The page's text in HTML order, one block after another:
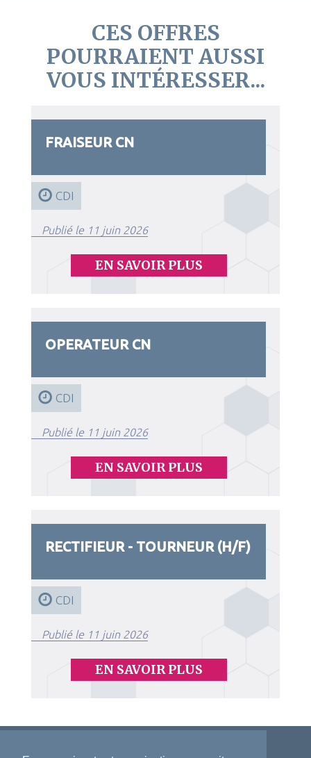
CES OFFRES
POURRAIENT AUSSI
VOUS INTÉRESSER...
FRAISEUR CN
CDI
Publié le 11 juin 2026
EN SAVOIR PLUS
OPERATEUR CN
CDI
Publié le 11 juin 2026
EN SAVOIR PLUS
RECTIFIEUR - TOURNEUR (H/F)
CDI
Publié le 11 juin 2026
EN SAVOIR PLUS